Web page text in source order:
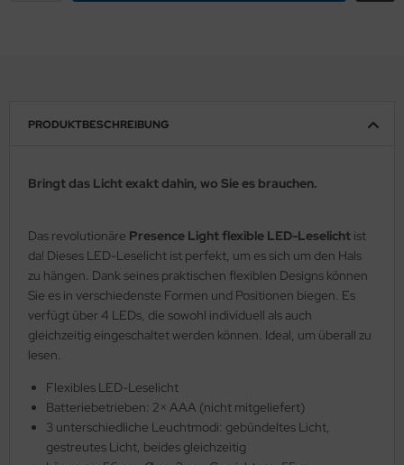
PRODUKTBESCHREIBUNG
Bringt das Licht exakt dahin, wo Sie es brauchen.
Das revolutionäre Presence Light flexible LED-Leselicht ist
da! Dieses LED-Leselicht ist perfekt, um es sich um den Hals
zu hängen. Dank seines praktischen flexiblen Designs können
Sie es in verschiedenste Formen und Positionen biegen. Es
verfügt über 4 LEDs, die sowohl individuell als auch
gleichzeitig eingeschaltet werden können. Ideal, um überall zu
lesen.
Flexibles LED-Leselicht
Batteriebetrieben: 2× AAA (nicht mitgeliefert)
3 unterschiedliche Leuchtmodi: gebündeltes Licht,
gestreutes Licht, beides gleichzeitig